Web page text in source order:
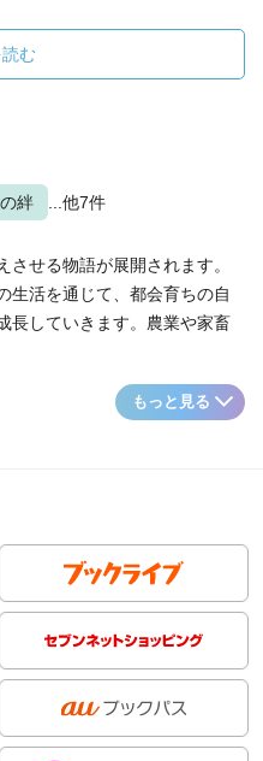
む
絆 ...他7件
せる物語が展開されます。
生活を通じて、都会育ちの自
長していきます。農業や家畜
もっと見る